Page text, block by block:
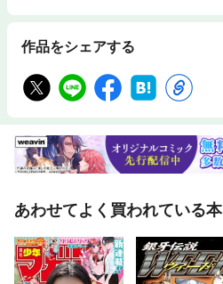
作品をシェアする
あわせてよく買われている本